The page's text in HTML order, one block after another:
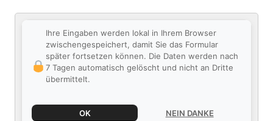
Ihre Eingaben werden lokal in Ihrem Browser
zwischengespeichert, damit Sie das Formular
später fortsetzen können. Die Daten werden nach
7 Tagen automatisch gelöscht und nicht an Dritte
übermittelt.
OK NEIN DANKE